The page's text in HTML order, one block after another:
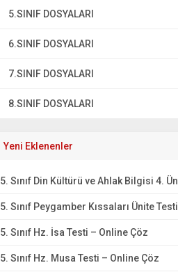
5.SINIF DOSYALARI
6.SINIF DOSYALARI
7.SINIF DOSYALARI
8.SINIF DOSYALARI
Yeni Eklenenler
5. Sınıf Din Kültürü ve Ahlak Bilgisi 4. Ünite: Peygamber Kıssaları Çalışmaları
5. Sınıf Peygamber Kıssaları Ünite Testi – Online Çöz
5. Sınıf Hz. İsa Testi – Online Çöz
5. Sınıf Hz. Musa Testi – Online Çöz